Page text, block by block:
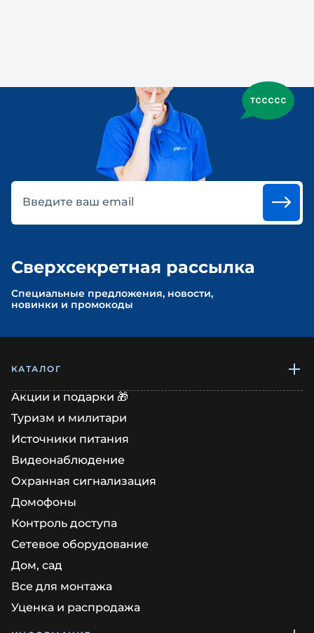
Введите ваш email
Сверхсекретная рассылка
Cпециальные предложения, новости,
новинки и промокоды
КАТАЛОГ
Акции и подарки 🎁
Туризм и милитари
Источники питания
Видеонаблюдение
Охранная сигнализация
Домофоны
Контроль доступа
Сетевое оборудование
Дом, сад
Все для монтажа
Уценка и распродажа